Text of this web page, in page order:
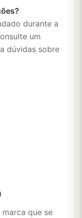
durante a
um
dúvidas sobre
que se